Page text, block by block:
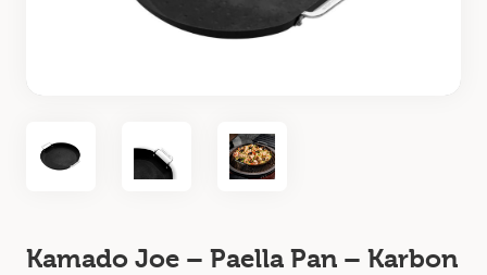
Kamado Joe – Paella Pan – Karbon